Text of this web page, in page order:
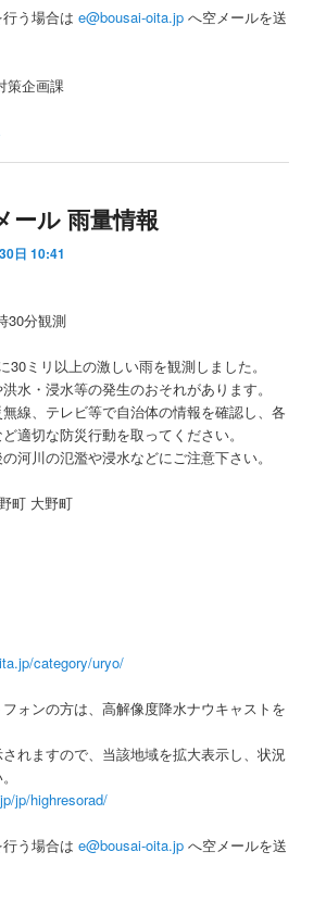
行う場合はe@bousai-oita.jp へ空メールを送
策企画課
ール 雨量情報
日 10:41
30分観測
30ミリ以上の激しい雨を観測しました。
水・浸水等の発生のおそれがあります。
線、テレビ等で自治体の情報を確認し、各
適切な防災行動を取ってください。
河川の氾濫や浸水などにご注意下さい。
町 大野町
category/uryo/
ォンの方は、高解像度降水ナウキャストを
れますので、当該地域を拡大表示し、状況
jp/highresorad/
行う場合はe@bousai-oita.jp へ空メールを送